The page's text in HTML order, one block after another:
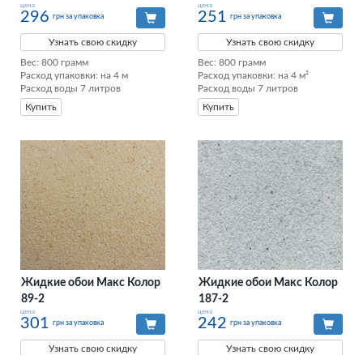
цена
296 грн за упаковка
Узнать свою скидку
Вес: 800 грамм
Расход упаковки: на 4 м
Расход воды 7 литров
Купить
цена
251 грн за упаковка
Узнать свою скидку
Вес: 800 грамм
Расход упаковки: на 4 м²
Расход воды 7 литров
Купить
Жидкие обои Макс Колор
89-2
цена
301 грн за упаковка
Узнать свою скидку
Жидкие обои Макс Колор
187-2
цена
242 грн за упаковка
Узнать свою скидку